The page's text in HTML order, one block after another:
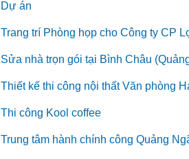
Dự án
Trang trí Phòng họp cho Công ty CP
Sửa nhà trọn gói tại Bình Châu
Thiết kế thi công nội thất Văn phòng
Thi công Kool coffee
Trung tâm hành chính công Quảng